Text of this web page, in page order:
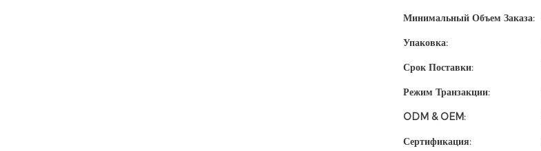
Минимальный Объем Заказа:
Упаковка:
Срок Поставки:
Режим Транзакции:
ODM & OEM:
Сертификация: